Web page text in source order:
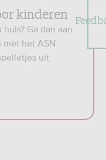
kinderen
Ga dan aan
met het ASN
uit